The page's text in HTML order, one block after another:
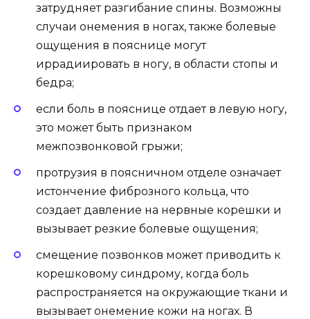
затрудняет разгибание спины. Возможны
случаи онемения в ногах, также болевые
ощущения в пояснице могут
иррадиировать в ногу, в области стопы и
бедра;
если боль в пояснице отдает в левую ногу,
это может быть признаком
межпозвонковой грыжи;
протрузия в поясничном отделе означает
истончение фиброзного кольца, что
создает давление на нервные корешки и
вызывает резкие болевые ощущения;
смещение позвонков может приводить к
корешковому синдрому, когда боль
распространяется на окружающие ткани и
вызывает онемение кожи на ногах. В